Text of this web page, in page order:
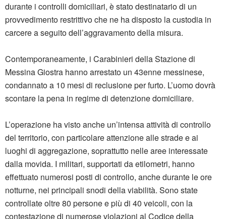
durante i controlli domiciliari, è stato destinatario di un
provvedimento restrittivo che ne ha disposto la custodia in
carcere a seguito dell’aggravamento della misura.
Contemporaneamente, i Carabinieri della Stazione di
Messina Giostra hanno arrestato un 43enne messinese,
condannato a 10 mesi di reclusione per furto. L’uomo dovrà
scontare la pena in regime di detenzione domiciliare.
L’operazione ha visto anche un’intensa attività di controllo
del territorio, con particolare attenzione alle strade e ai
luoghi di aggregazione, soprattutto nelle aree interessate
dalla movida. I militari, supportati da etilometri, hanno
effettuato numerosi posti di controllo, anche durante le ore
notturne, nei principali snodi della viabilità. Sono state
controllate oltre 80 persone e più di 40 veicoli, con la
contestazione di numerose violazioni al Codice della